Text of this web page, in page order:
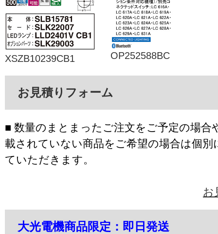
XSZB10239CB1 OP252588BC
お見積りフォーム
■ 数量のまとまったご注文をご予定の場合
載されていない商品をご希望の場合は個別
ていただきます。
お
大光電機商品限定：即日発送